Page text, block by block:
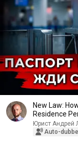
New Law:
Residence
Юрист Андрей
Auto-